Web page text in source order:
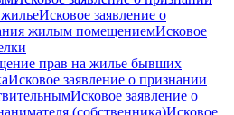
Исковое заявление о
жилым помещениемИсковое
прав на жилье бывших
Исковое заявление о признании
Исковое заявление о
(собственника)Исковое